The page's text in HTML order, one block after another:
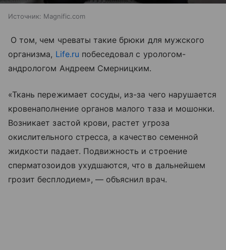
Источник: Magnific.com
О том, чем чреваты такие брюки для мужского
организма, Life.ru побеседовал с урологом-
андрологом Андреем Смерницким.
«Ткань пережимает сосуды, из-за чего нарушается
кровенаполнение органов малого таза и мошонки.
Возникает застой крови, растет угроза
окислительного стресса, а качество семенной
жидкости падает. Подвижность и строение
сперматозоидов ухудшаются, что в дальнейшем
грозит бесплодием», — объяснил врач.